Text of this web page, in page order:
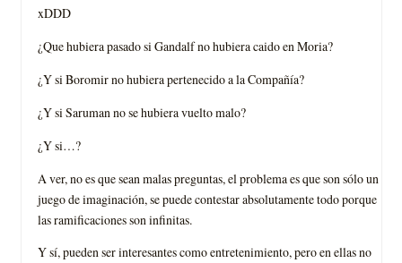
xDDD
¿Que hubiera pasado si Gandalf no hubiera caido en Moria?
¿Y si Boromir no hubiera pertenecido a la Compañía?
¿Y si Saruman no se hubiera vuelto malo?
¿Y si…?
A ver, no es que sean malas preguntas, el problema es que son sólo un
juego de imaginación, se puede contestar absolutamente todo porque
las ramificaciones son infinitas.
Y sí, pueden ser interesantes como entretenimiento, pero en ellas no